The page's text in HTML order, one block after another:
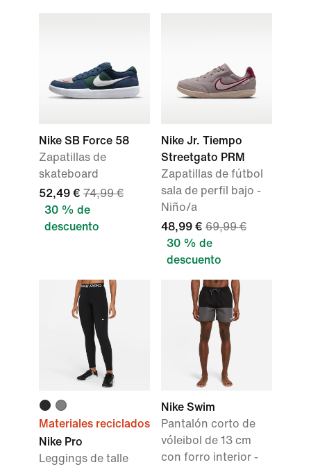
Nike SB Force 58
Zapatillas de
skateboard
52,49 € 74,99 €
30 % de
descuento
Nike Jr. Tiempo
Streetgato PRM
Zapatillas de fútbol
sala de perfil bajo -
Niño/a
48,99 € 69,99 €
30 % de
descuento
Materiales reciclados
Nike Pro
Leggings de talle
Nike Swim
Pantalón corto de
vóleibol de 13 cm
con forro interior -